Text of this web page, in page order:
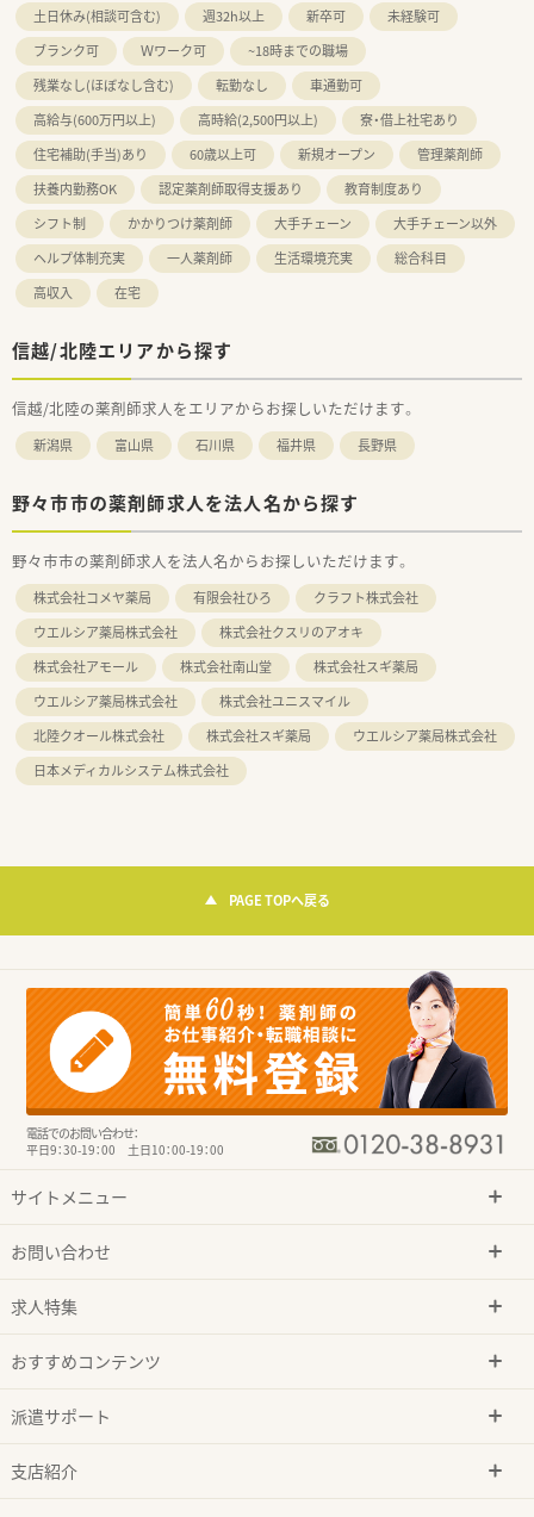
土日休み(相談可含む)
週32h以上 新卒可
未経験可
ブランク可
Ｗワーク可
~18時までの職場
残業なし(ほぼなし含む)
転勤なし
車通勤可
高給与(600万円以上)
高時給(2,500円以上)
寮・借上社宅あり
住宅補助(手当)あり
60歳以上可 新規オープン
管理薬剤師
扶養内勤務OK
認定薬剤師取得支援あり
教育制度あり
シフト制
かかりつけ薬剤師 大手チェーン
大手チェーン以外
ヘルプ体制充実
一人薬剤師 生活環境充実
総合科目
高収入
在宅
信越/北陸エリアから探す
信越/北陸の薬剤師求人をエリアからお探しいただけます。
新潟県 富山県 石川県 福井県 長野県
野々市市の薬剤師求人を法人名から探す
野々市市の薬剤師求人を法人名からお探しいただけます。
株式会社コメヤ薬局 有限会社ひろ
クラフト株式会社
ウエルシア薬局株式会社
株式会社クスリのアオキ
株式会社アモール
株式会社南山堂
株式会社スギ薬局
ウエルシア薬局株式会社
株式会社ユニスマイル
北陸クオール株式会社
株式会社スギ薬局
ウエルシア薬局株式会社
日本メディカルシステム株式会社
PAGE TOPへ戻る
電話でのお問い合わせ：
平日9：30-19：00 土日10：00-19：00
サイトメニュー
お問い合わせ
求人特集
おすすめコンテンツ
派遣サポート
支店紹介